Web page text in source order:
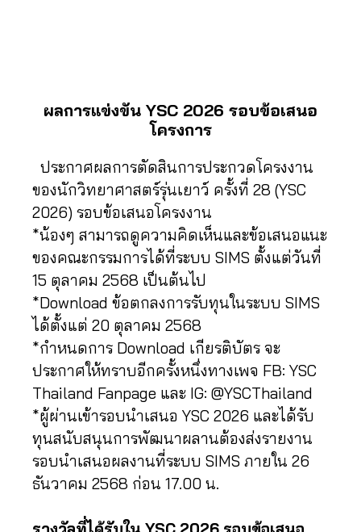
ผลการแข่งขัน YSC 2026 รอบข้อเสนอ
โครงการ
ประกาศผลการตัดสินการประกวดโครงงาน
ของนักวิทยาศาสตร์รุ่นเยาว์ ครั้งที่ 28 (YSC
2026) รอบข้อเสนอโครงงาน
*น้องๆ สามารถดูความคิดเห็นและข้อเสนอแนะ
ของคณะกรรมการได้ที่ระบบ SIMS ตั้งแต่วันที่
15 ตุลาคม 2568 เป็นต้นไป
*Download ข้อตกลงการรับทุนในระบบ SIMS
ได้ตั้งแต่ 20 ตุลาคม 2568
*กำหนดการ Download เกียรติบัตร จะ
ประกาศให้ทราบอีกครั้งหนึ่งทางเพจ FB: YSC
Thailand Fanpage และ IG: @YSCThailand
*ผู้ผ่านเข้ารอบนำเสนอ YSC 2026 และได้รับ
ทุนสนับสนุนการพัฒนาผลานต้องส่งรายงาน
รอบนำเสนอผลงานที่ระบบ SIMS ภายใน 26
ธันวาคม 2568 ก่อน 17.00 น.